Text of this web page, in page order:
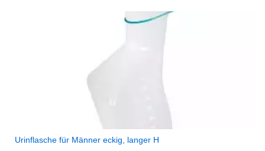
Urinflasche für Männer eckig, langer H